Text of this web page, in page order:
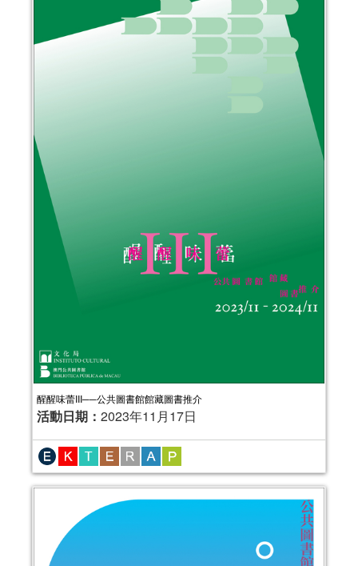
醒醒味蕾III──公共圖書館館藏圖書推介
活動日期： 2023年11月17日